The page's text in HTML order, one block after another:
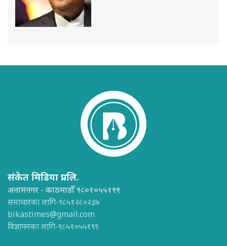
संकेत मिडिया प्रा.लि.
अनामनगर - काठमाडौँ ९८०१०५५१९९
समाचारका लागि-९८५१२८०२३७
bikastimes@gmail.com
विज्ञापनका लागि-९८५१०५५१९९